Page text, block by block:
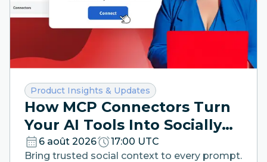
Catégorie :
Product Insights & Updates
How MCP Connectors Turn
Your AI Tools Into Socially
Intelligent Workspaces
6 août 2026
17:00 UTC
Bring trusted social context to every prompt.